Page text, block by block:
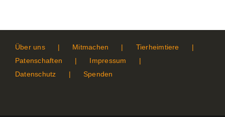
Über uns Mitmachen
Tierheimtiere
Patenschaften
Impressum
Datenschutz
Spenden